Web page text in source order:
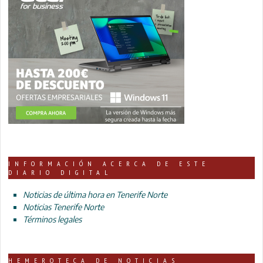
INFORMACIÓN ACERCA DE ESTE
DIARIO DIGITAL
Noticias de última hora en Tenerife Norte
Noticias Tenerife Norte
Términos legales
HEMEROTECA DE NOTICIAS